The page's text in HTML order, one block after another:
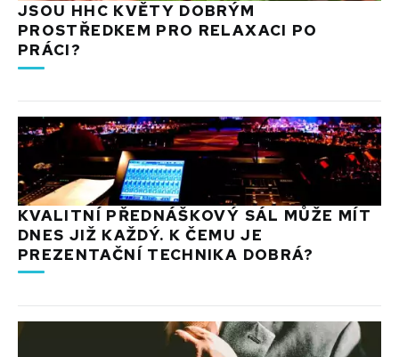
JSOU HHC KVĚTY DOBRÝM
PROSTŘEDKEM PRO RELAXACI PO
PRÁCI?
KVALITNÍ PŘEDNÁŠKOVÝ SÁL MŮŽE MÍT
DNES JIŽ KAŽDÝ. K ČEMU JE
PREZENTAČNÍ TECHNIKA DOBRÁ?